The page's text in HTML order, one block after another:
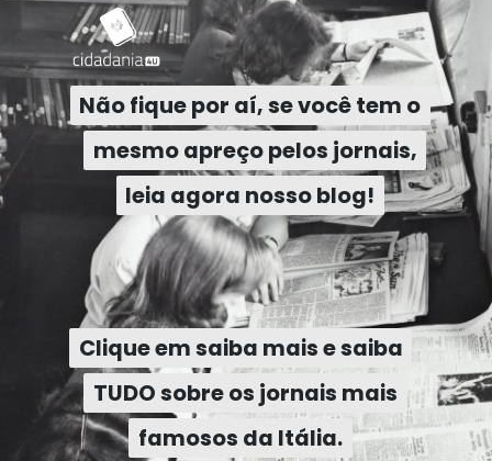
Não fique por aí, se você tem o
mesmo apreço pelos jornais,
leia agora nosso blog!
Não fique por aí, se você tem o
mesmo apreço pelos jornais,
leia agora nosso blog!
Clique em saiba mais e saiba
TUDO sobre os jornais mais
famosos da Itália.
Clique em saiba mais e saiba
TUDO sobre os jornais mais
famosos da Itália.